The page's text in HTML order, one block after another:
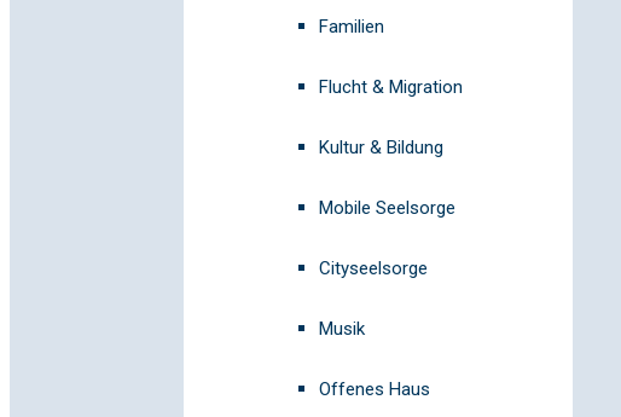
Familien
Flucht & Migration
Kultur & Bildung
Mobile Seelsorge
Cityseelsorge
Musik
Offenes Haus